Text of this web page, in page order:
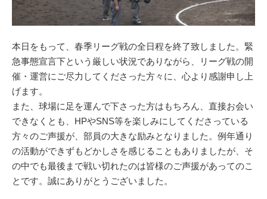
本日をもって、春季リーグ戦の全日程を終了致しました。緊
急事態宣言下という厳しい状況でありながら、リーグ戦の開
催・運営にご尽力してくださった方々に、心より感謝申し上
げます。
また、球場に足を運んで下さった方はもちろん、直接お会い
できなくとも、HPやSNS等を楽しみにしてくださっている
方々のご声援が、部員の大きな励みとなりました。例年通り
の活動ができずもどかしさを感じることもありましたが、そ
の中でも最後まで戦い切れたのは皆様のご声援があってのこ
とです。誠にありがとうございました。